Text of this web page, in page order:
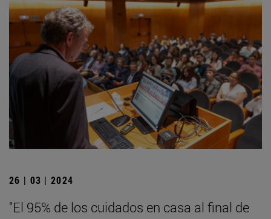
26 | 03 | 2024
"El 95% de los cuidados en casa al final de